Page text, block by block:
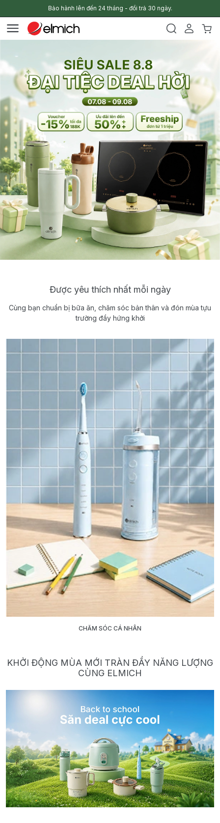
Bảo hành lên đến 24 tháng - đổi trả 30 ngày.
Được yêu thích nhất mỗi ngày
Cùng bạn chuẩn bị bữa ăn, chăm sóc bản thân và đón mùa tựu
trường đầy hứng khởi
CHĂM SÓC CÁ NHÂN
KHỞI ĐỘNG MÙA MỚI TRÀN ĐẦY NĂNG LƯỢNG
CÙNG ELMICH